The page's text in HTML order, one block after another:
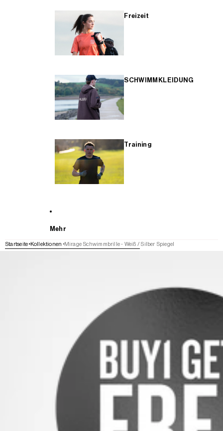
Freizeit
SCHWIMMKLEIDUNG
Training
Mehr
Startseite Kollektionen Mirage Schwimmbrille - Weiß / Silber Spiegel
WEITER ZU DEN PRODUKTINFORMATIONEN